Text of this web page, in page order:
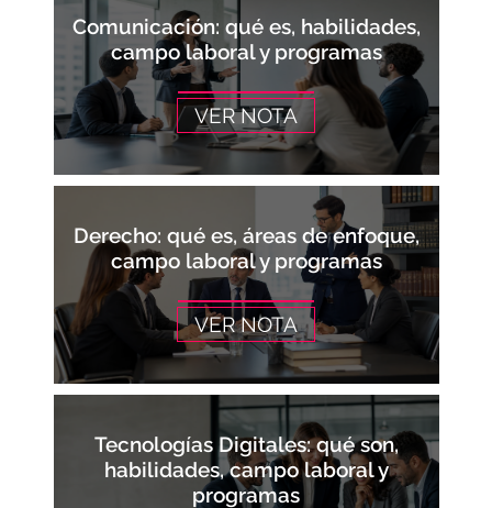
Comunicación: qué es, habilidades,
campo laboral y programas
VER NOTA
Derecho: qué es, áreas de enfoque,
campo laboral y programas
VER NOTA
Tecnologías Digitales: qué son,
habilidades, campo laboral y
programas